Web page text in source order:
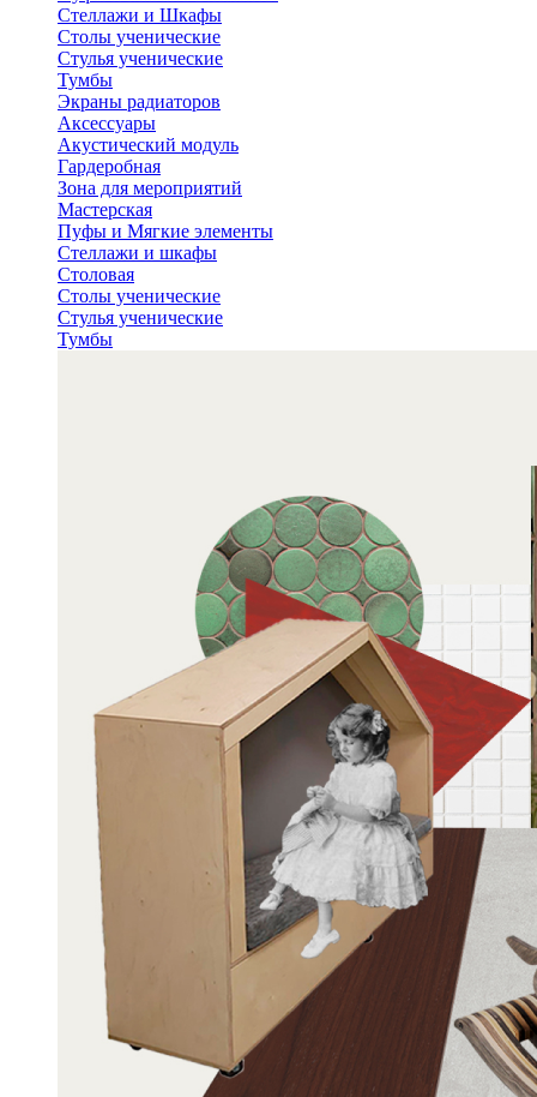
Стеллажи и Шкафы
Столы ученические
Стулья ученические
Тумбы
Экраны радиаторов
Аксессуары
Акустический модуль
Гардеробная
Зона для мероприятий
Мастерская
Пуфы и Мягкие элементы
Стеллажи и шкафы
Столовая
Столы ученические
Стулья ученические
Тумбы